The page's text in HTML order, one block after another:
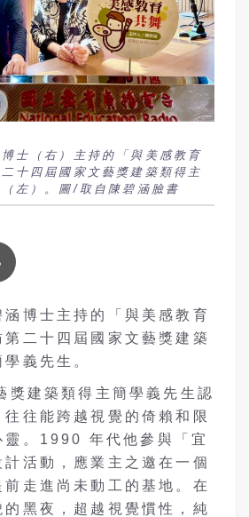
士（右）主持的「與美感教育
十四屆國家文藝獎建築類得主
左）。圖/取自陳碧涵臉書
博士主持的「與美感教育
二十四屆國家文藝獎建築
義先生。
獎建築類得主簡學義先生認
往能跨越視覺的倚賴和限
。 1990 年代他參與「宜
活動，應業主之邀在一個
走進尚未動工的基地。在
黑夜，超越視覺慣性，純